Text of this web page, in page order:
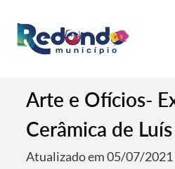
Arte e Ofícios-
Cerâmica de
Atualizado em 05/07/2021